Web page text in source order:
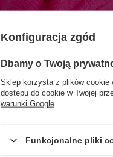
Konfiguracja zgód
Dbamy o Twoją
Sklep korzysta z plików cookie
dostępu do cookie w Twojej
warunki Google
Funkcjonalne pliki